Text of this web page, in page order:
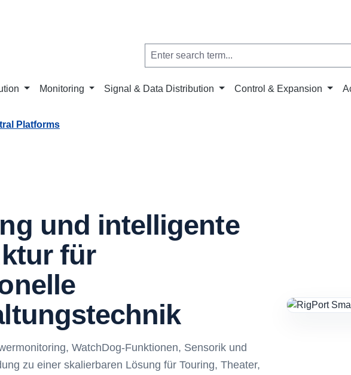
Monitoring Signal & Data Distribution Control & Expansion
Platforms
und intelligente
für
WatchDog-Funktionen, Sensorik und
zu einer skalierbaren Lösung für Touring, Theater,